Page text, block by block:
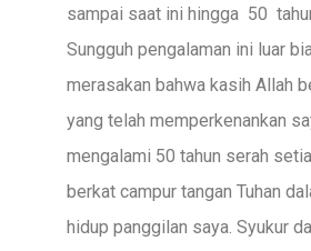
sampai saat ini hingga 50
Sungguh pengalaman ini luar
merasakan bahwa kasih Allah
yang telah memperkenankan
mengalami 50 tahun serah
berkat campur tangan Tuhan
hidup panggilan saya. Syukur